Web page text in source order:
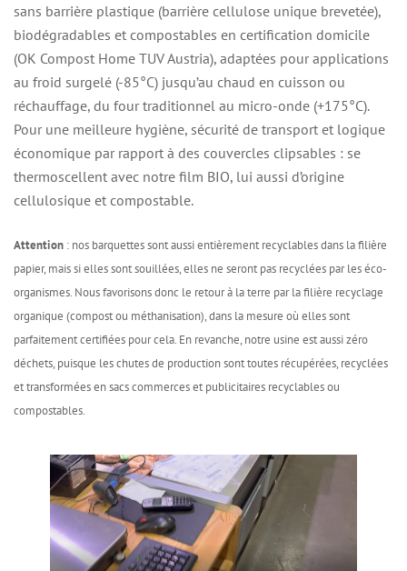
sans barrière plastique (barrière cellulose unique brevetée),
biodégradables et compostables en certification domicile
(OK Compost Home TUV Austria), adaptées pour applications
au froid surgelé (-85°C) jusqu’au chaud en cuisson ou
réchauffage, du four traditionnel au micro-onde (+175°C).
Pour une meilleure hygiène, sécurité de transport et logique
économique par rapport à des couvercles clipsables : se
thermoscellent avec notre film BIO, lui aussi d’origine
cellulosique et compostable.
Attention : nos barquettes sont aussi entièrement recyclables dans la filière
papier, mais si elles sont souillées, elles ne seront pas recyclées par les éco-
organismes. Nous favorisons donc le retour à la terre par la filière recyclage
organique (compost ou méthanisation), dans la mesure où elles sont
parfaitement certifiées pour cela. En revanche, notre usine est aussi zéro
déchets, puisque les chutes de production sont toutes récupérées, recyclées
et transformées en sacs commerces et publicitaires recyclables ou
compostables.